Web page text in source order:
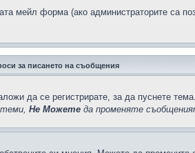
мейл форма (ако администраторите са
за писането на съобщения
да се регистрирате, за да пуснете
Не Можете да променяте